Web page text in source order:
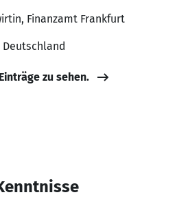
Finanzamt Frankfurt
Deutschland
zu sehen.